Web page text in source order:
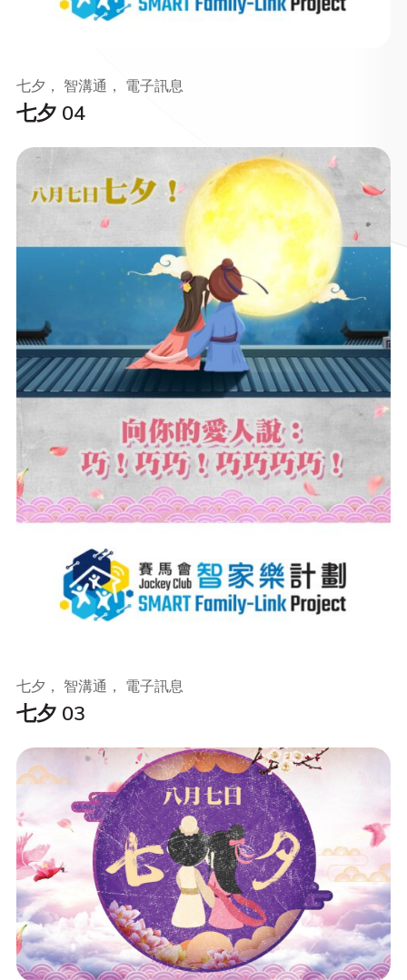
七夕 04
七夕， 智溝通， 電子訊息
七夕 03
七夕， 智溝通， 電子訊息